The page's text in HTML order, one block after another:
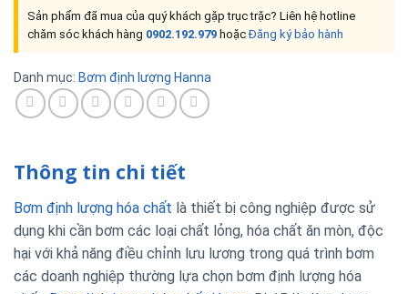
Sản phẩm đã mua của quý khách gặp trục trặc? Liên hệ hotline
chăm sóc khách hàng 0902.192.979 hoặcĐăng ký bảo hành
Danh mục: Bơm định lượng Hanna
Thông tin chi tiết
Bơm định lượng hóa chất là thiết bị công nghiệp được sử
dụng khi cần bơm các loại chất lỏng, hóa chất ăn mòn, độc
hại với khả năng điều chỉnh lưu lương trong quá trình bơm
các doanh nghiệp thường lựa chọn bơm định lượng hóa